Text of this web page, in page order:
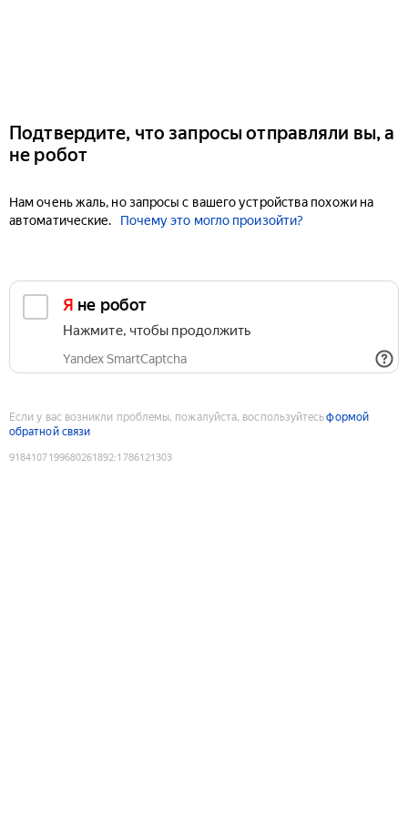
Подтвердите, что запросы отправляли вы, а
не робот
Нам очень жаль, но запросы с вашего устройства похожи на
автоматические.
Почему это могло произойти?
Я не робот
Нажмите, чтобы продолжить
Yandex SmartCaptcha
Если у вас возникли проблемы, пожалуйста, воспользуйтесьформой
обратной связи
9184107199680261892:1786121303